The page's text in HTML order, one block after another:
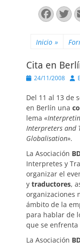
Inicio »
Cita en
Publicado
24/11/2008
Del 11 al 13 de
en Berlín una
lema
Interpreters and
Globalisation».
La Asociación
Interpretes y
organizar el
y traductores,
organizaciones
ámbito de la
para hablar de
que se
La Asociación